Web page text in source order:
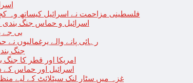
فلسطینی مزاحمت نے اسرائیل کیساتھ وہ
اسرائیل و حماس جنگ بندی میں 2 روز کی توسیع، حماس نے مزید 11 یرغمالی
بی جے
رہائی پانے والے یرغمالیوں
جنگ
امریکا اور قطر کا
اسرائیل اور حماس
غزہ میں سٹار لنک سیٹلائٹ کے لیے